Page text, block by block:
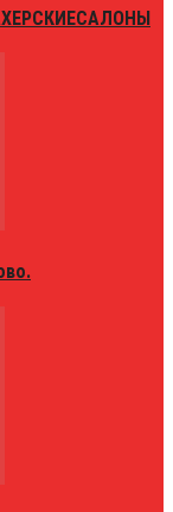
САЛОНЫ